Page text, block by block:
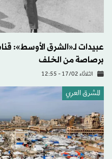
عبيدات لـ«الشرق
برصاصة من الخلف
الثلاثاء 17/02 - 12:55
المشرق العربي